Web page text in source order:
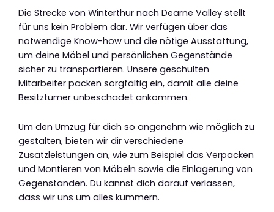
Die Strecke von Winterthur nach Dearne Valley stellt
für uns kein Problem dar. Wir verfügen über das
notwendige Know-how und die nötige Ausstattung,
um deine Möbel und persönlichen Gegenstände
sicher zu transportieren. Unsere geschulten
Mitarbeiter packen sorgfältig ein, damit alle deine
Besitztümer unbeschadet ankommen.
Um den Umzug für dich so angenehm wie möglich zu
gestalten, bieten wir dir verschiedene
Zusatzleistungen an, wie zum Beispiel das Verpacken
und Montieren von Möbeln sowie die Einlagerung von
Gegenständen. Du kannst dich darauf verlassen,
dass wir uns um alles kümmern.